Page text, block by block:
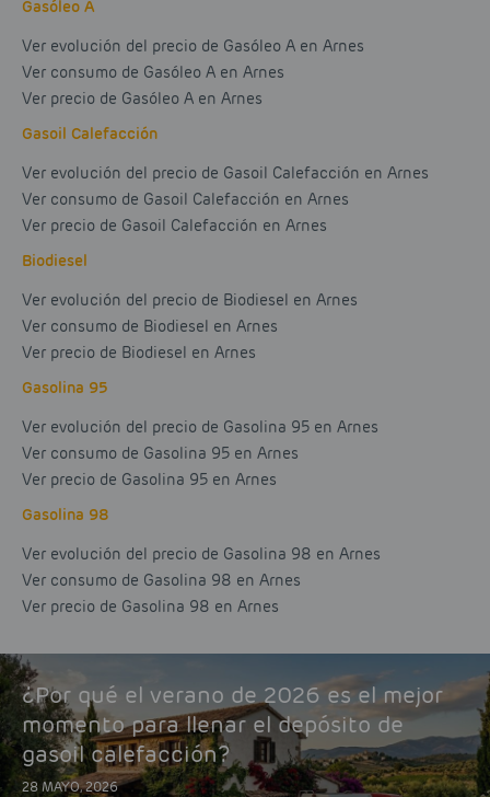
Gasóleo A
Ver evolución del precio de Gasóleo A en Arnes
Ver consumo de Gasóleo A en Arnes
Ver precio de Gasóleo A en Arnes
Gasoil Calefacción
Ver evolución del precio de Gasoil Calefacción en Arnes
Ver consumo de Gasoil Calefacción en Arnes
Ver precio de Gasoil Calefacción en Arnes
Biodiesel
Ver evolución del precio de Biodiesel en Arnes
Ver consumo de Biodiesel en Arnes
Ver precio de Biodiesel en Arnes
Gasolina 95
Ver evolución del precio de Gasolina 95 en Arnes
Ver consumo de Gasolina 95 en Arnes
Ver precio de Gasolina 95 en Arnes
Gasolina 98
Ver evolución del precio de Gasolina 98 en Arnes
Ver consumo de Gasolina 98 en Arnes
Ver precio de Gasolina 98 en Arnes
¿Por qué el verano de 2026 es el mejor
momento para llenar el depósito de
gasoil calefacción?
28 MAYO, 2026